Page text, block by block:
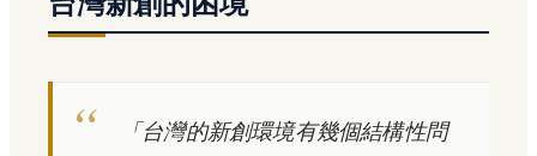
「台灣的新創環境有幾個結構性問